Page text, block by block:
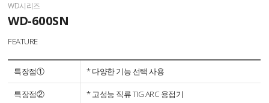
WD시리즈
WD-600SN
FEATURE
특장점① * 다양한 기능 선택 사용
특장점② * 고성능 직류 TIG ARC 용접기